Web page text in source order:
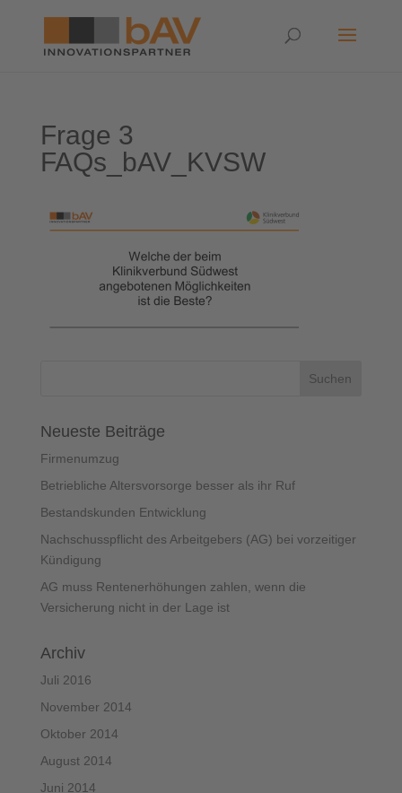
Frage 3
FAQs_bAV_KVSW
Neueste Beiträge
Firmenumzug
Betriebliche Altersvorsorge besser als ihr Ruf
Bestandskunden Entwicklung
Nachschusspflicht des Arbeitgebers (AG) bei vorzeitiger
Kündigung
AG muss Rentenerhöhungen zahlen, wenn die
Versicherung nicht in der Lage ist
Archiv
Juli 2016
November 2014
Oktober 2014
August 2014
Juni 2014